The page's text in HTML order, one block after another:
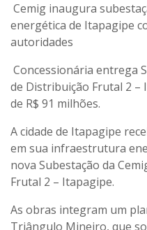
Cemig inaugura
energética de Itapagipe
autoridades
Concessionária entrega
de Distribuição Frutal 2 –
de R$ 91 milhões.
A cidade de Itapagipe
em sua infraestrutura
nova Subestação da
Frutal 2 – Itapagipe.
As obras integram um
Triângulo Mineiro, que